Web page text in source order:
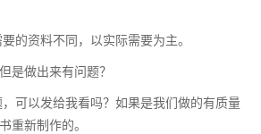
的资料不同，以实际需要为主。
是做出来有问题？
可以发给我看吗？如果是我们做的有质量
重新制作的。